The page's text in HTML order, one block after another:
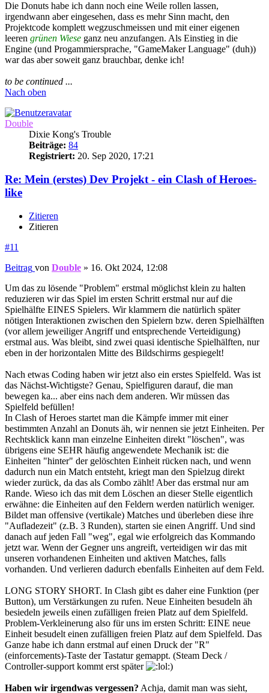
Die Donuts habe ich dann noch eine Weile rollen lassen,
irgendwann aber eingesehen, dass es mehr Sinn macht, den
Projektcode komplett wegzuschmeissen und mit einer eigenen
leeren grünen Wiese ganz neu anzufangen. Als Einstieg in die
Engine (und Progammiersprache, "GameMaker Language" (duh))
war das aber soweit ganz brauchbar, denke ich!
to be continued ...
Nach oben
Double
Dixie Kong's Trouble
Beiträge: 84
Registriert: 20. Sep 2020, 17:21
Re: Mein (erstes) Dev Projekt - ein Clash of Heroes-
like
Zitieren
Zitieren
#11
Beitrag von Double » 16. Okt 2024, 12:08
Um das zu lösende "Problem" erstmal möglichst klein zu halten
reduzieren wir das Spiel im ersten Schritt erstmal nur auf die
Spielhälfte EINES Spielers. Wir klammern die natürlich später
nötigen Interaktionen zwischen den Spielern bzw. deren Spielhälften
(vor allem jeweiliger Angriff und entsprechende Verteidigung)
erstmal aus. Was bleibt, sind zwei quasi identische Spielhälften, nur
eben in der horizontalen Mitte des Bildschirms gespiegelt!
Nach etwas Coding haben wir jetzt also ein erstes Spielfeld. Was ist
das Nächst-Wichtigste? Genau, Spielfiguren darauf, die man
bewegen ka... aber eins nach dem anderen. Wir müssen das
Spielfeld befüllen!
In Clash of Heroes startet man die Kämpfe immer mit einer
bestimmten Anzahl an Donuts äh, wir nennen sie jetzt Einheiten. Per
Rechtsklick kann man einzelne Einheiten direkt "löschen", was
übrigens eine SEHR häufig angewendete Mechanik ist: die
Einheiten "hinter" der gelöschten Einheit rücken nach, und wenn
dadurch nun ein Match entsteht, kriegt man den Spielzug direkt
wieder zurück, da das als Combo zählt! Aber das erstmal nur am
Rande. Wieso ich das mit dem Löschen an dieser Stelle eigentlich
erwähne: die Einheiten auf den Feldern werden natürlich weniger.
Bildet man offensive (vertikale) Matches und überleben diese ihre
"Aufladezeit" (z.B. 3 Runden), starten sie einen Angriff. Und sind
danach auf jeden Fall "weg", egal wie erfolgreich das Kommando
jetzt war. Wenn der Gegner uns angreift, verteidigen wir das mit
unseren vorhandenen Einheiten und aktiven Matches, falls
vorhanden. Und verlieren dadurch ebenfalls Einheiten auf dem Feld.
LONG STORY SHORT. In Clash gibt es daher eine Funktion (per
Button), um Verstärkungen zu rufen. Neue Einheiten besudeln äh
besiedeln jeweils einen zufälligen freien Platz auf dem Spielfeld.
Problem-Verkleinerung also für uns im ersten Schritt: EINE neue
Einheit besudelt einen zufälligen freien Platz auf dem Spielfeld. Das
Ganze habe ich dann erstmal auf einen Druck der "R"
(einforcements)-Taste der Tastatur gemappt. (Steam Deck /
Controller-support kommt erst später
)
Haben wir irgendwas vergessen? Achja, damit man was sieht,